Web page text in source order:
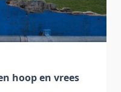
hoop en vrees